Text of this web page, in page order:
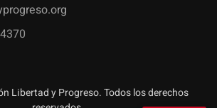
Libertad y Progreso. Todos los derechos